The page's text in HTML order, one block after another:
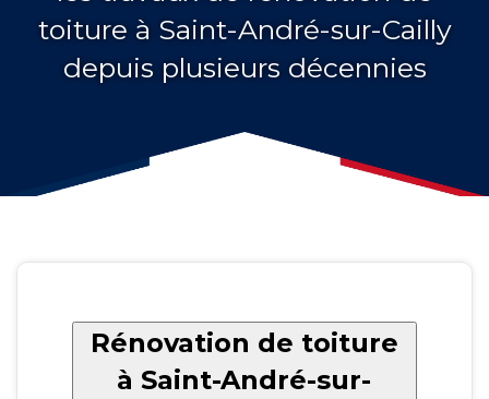
toiture à Saint-André-sur-Cailly
depuis plusieurs décennies
Rénovation de toiture
à Saint-André-sur-